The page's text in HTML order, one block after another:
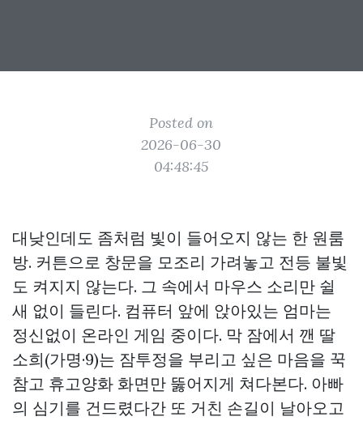
Posted on
2026-06-30
04:48:45
대낮인데도 좀처럼 빛이 들어오지 않는 한 원룸
방. 커튼으로 창문을 모조리 가려놓고 전등 불빛
도 켜지지 않는다. 그 속에서 마우스 소리만 쉴
새 없이 들린다. 컴퓨터 앞에 앉아있는 엄마는
정신없이 온라인 게임 중이다. 막 잠에서 깬 딸
소희(가명·9)는 잠투정을 부리고 싶은 마음을 꾹
참고 휴고양화 화면만 뚫어지게 쳐다본다. 아빠
의 심기를 건드렸다간 또 거친 손길이 날아오고